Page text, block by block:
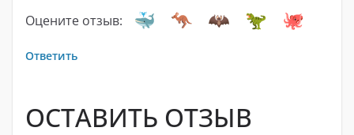
Оцените отзыв:
Ответить
ОСТАВИТЬ ОТЗЫВ